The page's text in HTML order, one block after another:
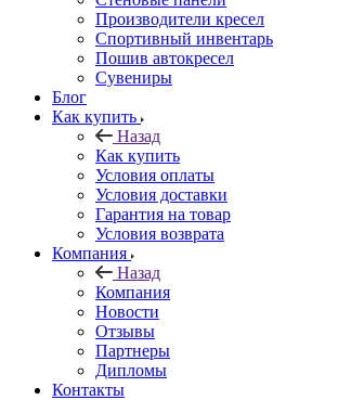
Производители кресел
Спортивный инвентарь
Пошив автокресел
Сувениры
Блог
Как купить
Назад
Как купить
Условия оплаты
Условия доставки
Гарантия на товар
Условия возврата
Компания
Назад
Компания
Новости
Отзывы
Партнеры
Дипломы
Контакты